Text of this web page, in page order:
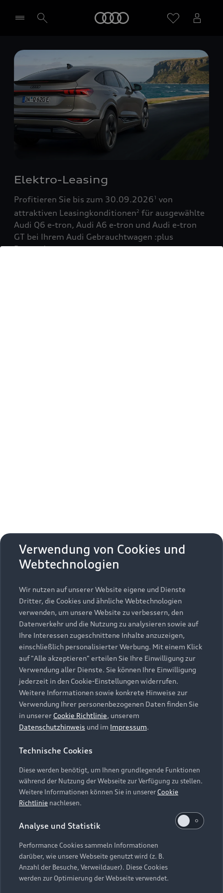
Händler wählen
Elektro-Leasing
Profitieren Sie bis zum 30.09.20261 von
attraktiven Leasingkonditionen2 für ausgewählte
Audi Q6 e-tron, Audi A6 e-tron und Audi e-tron
GT bei Ihrem Audi Gebrauchtwagen :plus
Partner!
Zurück nach oben
Modelle
Alle Modelle
Modelle vergleichen
Elektromodelle
Plug-in-Hybride
Kaufen & leasen
Neuwagensuche
Gebrauchtwagensuche
Gebrauchtwagen
Finanzierung
Aktionen & Angebote
Geschäftskunden
Service & Zubehör
Saisonale Angebote
Audi Services
Garantie
Audi digital services
myAudi
Support
Kundenservice
Händlersuche
Audi Code
Online-Terminvereinbarung
Servicekontakt
Vertrag widerrufen
Über Audi
Unternehmen
Karriere
Investor Relations
Presse & Media Center
Datenschutz
Audi erleben
Newsletter
Impressum Rechtliches
Hinweisgebersystem
Datenschutzinformation
Cookie-Einstellungen
Cookie-Richtlinie
Barrierefreiheit
Hinweis: Die aktuelle Darstellung und Anordnung der
Embleme am Fahrzeug bei allen Abbildungen auf dieser
Webseite kann abweichen.
Verwendung von Cookies und
Webtechnologien
Wir nutzen auf unserer Website eigene und Dienste
Dritter, die Cookies und ähnliche Webtechnologien
verwenden, um unsere Website zu verbessern, den
Datenverkehr und die Nutzung zu analysieren sowie auf
Ihre Interessen zugeschnittene Inhalte anzuzeigen,
einschließlich personalisierter Werbung. Mit einem Klick
auf "Alle akzeptieren" erteilen Sie Ihre Einwilligung zur
Verwendung aller Dienste. Sie können Ihre Einwilligung
jederzeit in den Cookie-Einstellungen widerrufen.
Weitere Informationen sowie konkrete Hinweise zur
Verwendung Ihrer personenbezogenen Daten finden Sie
in unserer Cookie Richtlinie, unserem
Datenschutzhinweis und im Impressum.
Technische Cookies
Diese werden benötigt, um Ihnen grundlegende Funktionen
während der Nutzung der Webseite zur Verfügung zu stellen.
Weitere Informationen können Sie in unsererCookie
Richtlinie nachlesen.
Analyse und Statistik
Performance Cookies sammeln Informationen
darüber, wie unsere Webseite genutzt wird (z. B.
Anzahl der Besuche, Verweildauer). Diese Cookies
werden zur Optimierung der Webseite verwendet.